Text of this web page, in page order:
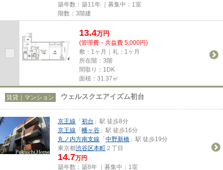
築年数：築11年 ｜募集中： 1室
階数：3階建
13.4万円
(管理費・共益費 5,000円)
敷：1ヶ月｜礼：1ヶ月
所在階：3階
間取り：1DK
面積：31.37㎡
賃貸｜マンション ウェルスクエアイズム初台
京王線 「初台 」駅 徒歩8分
京王線 「幡ヶ谷 」駅 徒歩16分
丸ノ内方南支線 「中野新橋 」駅 徒歩19分
東京都渋谷区本町 ２丁目
14.7万円
築年数：築8年 ｜募集中： 1室